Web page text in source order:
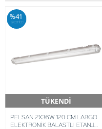
%41
iskonto
TÜKENDİ
Hızlı Teslimat
PELSAN 2X36W 120 CM LARGO
ELEKTRONİK BALASTLI ETANJ